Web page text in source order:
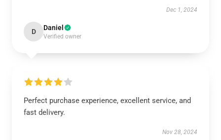
Dec 1, 2024
D Daniel
Verified owner
Perfect purchase experience, excellent service, and
fast delivery.
Nov 28, 2024